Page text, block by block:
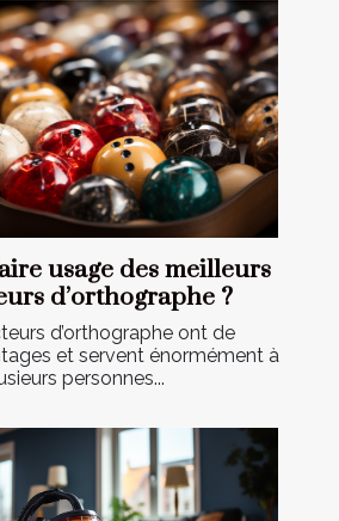
usage des meilleurs
d’orthographe ?
d’orthographe ont de
et servent énormément à
personnes...